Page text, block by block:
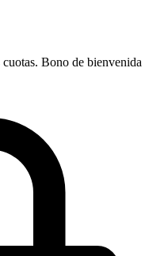
Bono de bienvenida